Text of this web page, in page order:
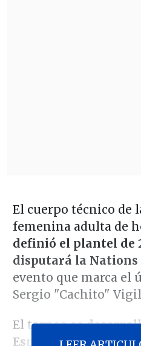
El cuerpo técnico de
femenina adulta de
definió el plantel de
disputará la Nations
evento que marca el
Sergio "Cachito"
El torneose
España entre el 3 y